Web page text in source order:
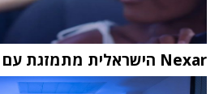
Nexar הישראלית מתמזגת עם Nauto האמריקאית